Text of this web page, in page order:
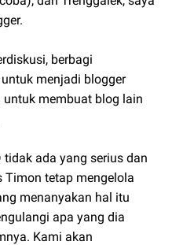
berbagi
menjadi blogger
membuat blog lain
tidak ada yang serius dan
tetap mengelola
menanyakan hal itu
apa yang dia
Kami akan